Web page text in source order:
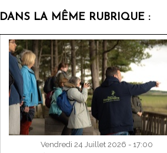
DANS LA MÊME RUBRIQUE :
Vendredi 24 Juillet 2026 - 17:00